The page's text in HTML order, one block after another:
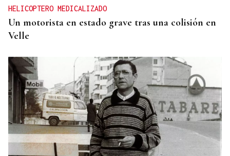
HELICOPTERO MEDICALIZADO
Un motorista en estado grave tras una colisión en
Velle